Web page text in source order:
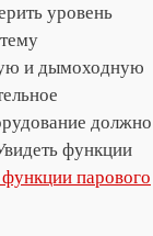
уровень
и дымоходную
должно
функции
парового